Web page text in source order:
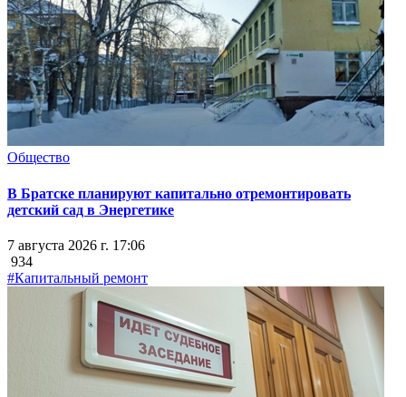
Общество
В Братске планируют капитально отремонтировать
детский сад в Энергетике
7 августа 2026 г. 17:06
934
#Капитальный ремонт